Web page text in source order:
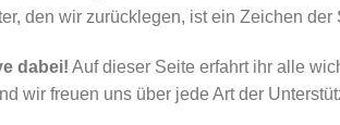
den wir zurücklegen, ist ein Zeichen
dabei! Auf dieser Seite erfahrt ihr alle
wir freuen uns über jede Art der